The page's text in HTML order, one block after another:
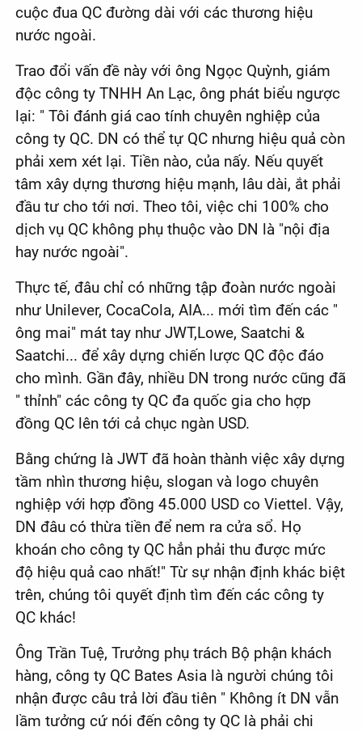
cuộc đua QC đường dài với các thương hiệu
nước ngoài.
Trao đổi vấn đề này với ông Ngọc Quỳnh, giám
độc công ty TNHH An Lạc, ông phát biểu ngược
lại: " Tôi đánh giá cao tính chuyên nghiệp của
công ty QC. DN có thể tự QC nhưng hiệu quả còn
phải xem xét lại. Tiền nào, của nấy. Nếu quyết
tâm xây dựng thương hiệu mạnh, lâu dài, ắt phải
đầu tư cho tới nơi. Theo tôi, việc chi 100% cho
dịch vụ QC không phụ thuộc vào DN là "nội địa
hay nước ngoài".
Thực tế, đâu chỉ có những tập đoàn nước ngoài
như Unilever, CocaCola, AIA... mới tìm đến các "
ông mai" mát tay như JWT,Lowe, Saatchi &
Saatchi... để xây dựng chiến lược QC độc đáo
cho mình. Gần đây, nhiều DN trong nước cũng đã
" thỉnh" các công ty QC đa quốc gia cho hợp
đồng QC lên tới cả chục ngàn USD.
Bằng chứng là JWT đã hoàn thành việc xây dựng
tầm nhìn thương hiệu, slogan và logo chuyên
nghiệp với hợp đồng 45.000 USD co Viettel. Vậy,
DN đâu có thừa tiền để nem ra cửa sổ. Họ
khoán cho công ty QC hẳn phải thu được mức
độ hiệu quả cao nhất!" Từ sự nhận định khác biệt
trên, chúng tôi quyết định tìm đến các công ty
QC khác!
Ông Trần Tuệ, Trưởng phụ trách Bộ phận khách
hàng, công ty QC Bates Asia là người chúng tôi
nhận được câu trả lời đầu tiên " Không ít DN vẫn
lầm tưởng cứ nói đến công ty QC là phải chi